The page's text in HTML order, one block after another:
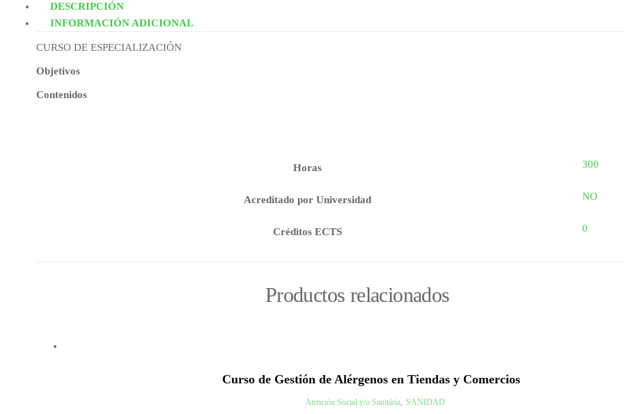
DESCRIPCIÓN
INFORMACIÓN ADICIONAL
CURSO DE ESPECIALIZACIÓN
Objetivos
Contenidos
Horas 300
Acreditado por Universidad NO
Créditos ECTS 0
Productos relacionados
Curso de Gestión de Alérgenos en Tiendas y Comercios
Atención Social y/o Sanitária, SANIDAD